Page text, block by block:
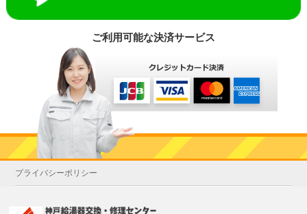
ご利用可能な決済サービス
プライバシーポリシー